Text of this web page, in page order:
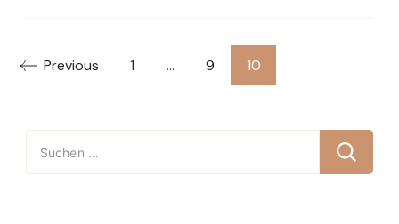
Seitennummerierung
Beiträge
Previous Page
1 … Page
9 Page
10
Suchen
nach: